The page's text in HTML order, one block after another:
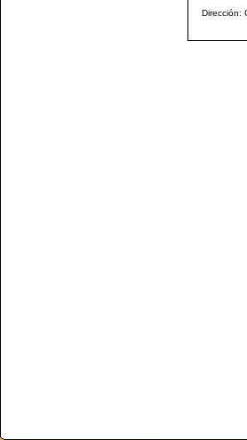
Dirección: